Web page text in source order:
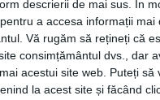
descrierii de mai sus. În
a accesa informații
Vă rugăm să rețineți că
consimțământul dvs., dar
acestui site web. Puteți
la acest site și făcând
La Miha,